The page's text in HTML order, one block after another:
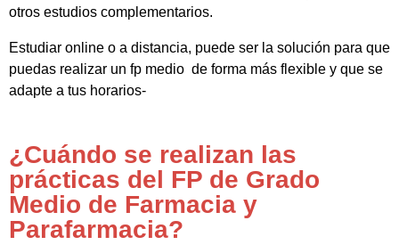
otros estudios complementarios.
Estudiar online o a distancia, puede ser la solución para que
puedas realizar un fp medio de forma más flexible y que se
adapte a tus horarios-
¿Cuándo se realizan las
prácticas del FP de Grado
Medio de Farmacia y
Parafarmacia?